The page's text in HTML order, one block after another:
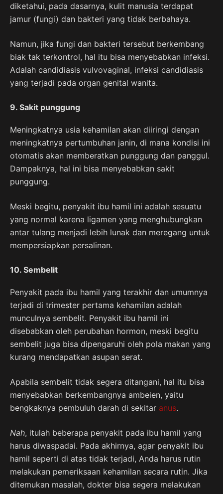
diketahui, pada dasarnya, kulit manusia terdapat
jamur (fungi) dan bakteri yang tidak berbahaya.
Namun, jika fungi dan bakteri tersebut berkembang
biak tak terkontrol, hal itu bisa menyebabkan infeksi.
Adalah candidiasis vulvovaginal, infeksi candidiasis
yang terjadi pada organ genital wanita.
9. Sakit punggung
Meningkatnya usia kehamilan akan diiringi dengan
meningkatnya pertumbuhan janin, di mana kondisi ini
otomatis akan memberatkan punggung dan panggul.
Dampaknya, hal ini bisa menyebabkan sakit
punggung.
Meski begitu, penyakit ibu hamil ini adalah sesuatu
yang normal karena ligamen yang menghubungkan
antar tulang menjadi lebih lunak dan meregang untuk
mempersiapkan persalinan.
10. Sembelit
Penyakit pada ibu hamil yang terakhir dan umumnya
terjadi di trimester pertama kehamilan adalah
munculnya sembelit. Penyakit ibu hamil ini
disebabkan oleh perubahan hormon, meski begitu
sembelit juga bisa dipengaruhi oleh pola makan yang
kurang mendapatkan asupan serat.
Apabila sembelit tidak segera ditangani, hal itu bisa
menyebabkan berkembangnya ambeien, yaitu
bengkaknya pembuluh darah di sekitar anus.
Nah, itulah beberapa penyakit pada ibu hamil yang
harus diwaspadai. Pada akhirnya, agar penyakit ibu
hamil seperti di atas tidak terjadi, Anda harus rutin
melakukan pemeriksaan kehamilan secara rutin. Jika
ditemukan masalah, dokter bisa segera melakukan